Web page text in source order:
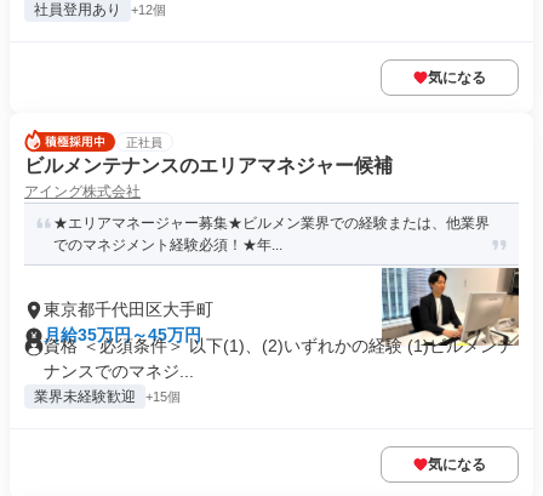
社員登用あり +12個
気になる
正社員
ビルメンテナンスのエリアマネジャー候補
アイング株式会社
★エリアマネージャー募集★ビルメン業界での経験または、他業界
でのマネジメント経験必須！★年...
東京都千代田区大手町
月給35万円～45万円
資格 ＜必須条件＞ 以下(1)、(2)いずれかの経験 (1)ビルメンテ
ナンスでのマネジ...
業界未経験歓迎 +15個
気になる